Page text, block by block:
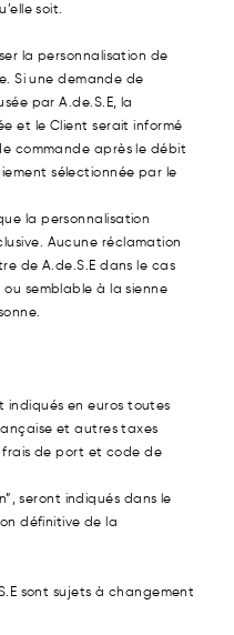
soit.
la personnalisation de
Si une demande de
par A.de.S.E, la
et le Client serait informé
commande après le débit
sélectionnée par le
la personnalisation
Aucune réclamation
de A.de.S.E dans le cas
semblable à la sienne
indiqués en euros toutes
et autres taxes
frais de port et code de
seront indiqués dans le
définitive de la
sont sujets à changement